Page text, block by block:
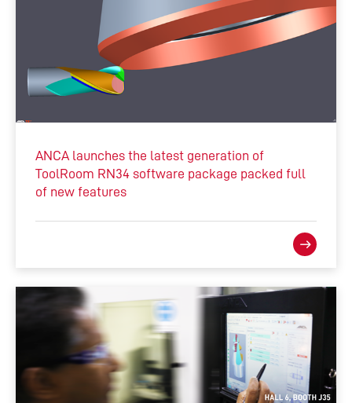
ANCA launches the latest generation of
ToolRoom RN34 software package packed full
of new features